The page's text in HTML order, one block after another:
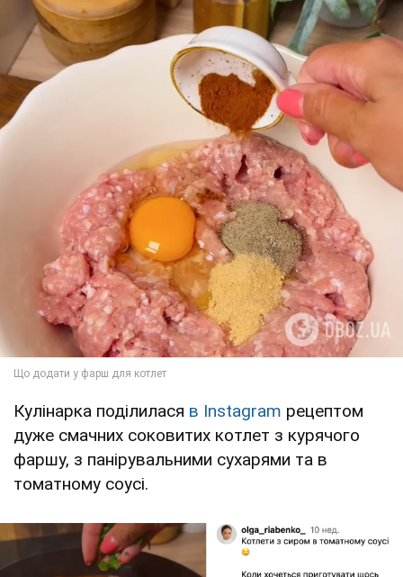
Кулінарка поділилася в Instagram рецептом
дуже смачних соковитих котлет з курячого
фаршу, з панірувальними сухарями та в
томатному соусі.